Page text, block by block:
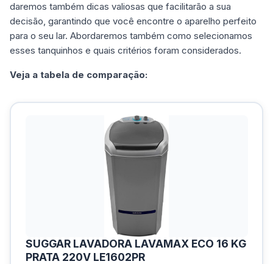
daremos também dicas valiosas que facilitarão a sua
decisão, garantindo que você encontre o aparelho perfeito
para o seu lar. Abordaremos também como selecionamos
esses tanquinhos e quais critérios foram considerados.
Veja a tabela de comparação:
SUGGAR LAVADORA LAVAMAX ECO 16 KG
PRATA 220V LE1602PR